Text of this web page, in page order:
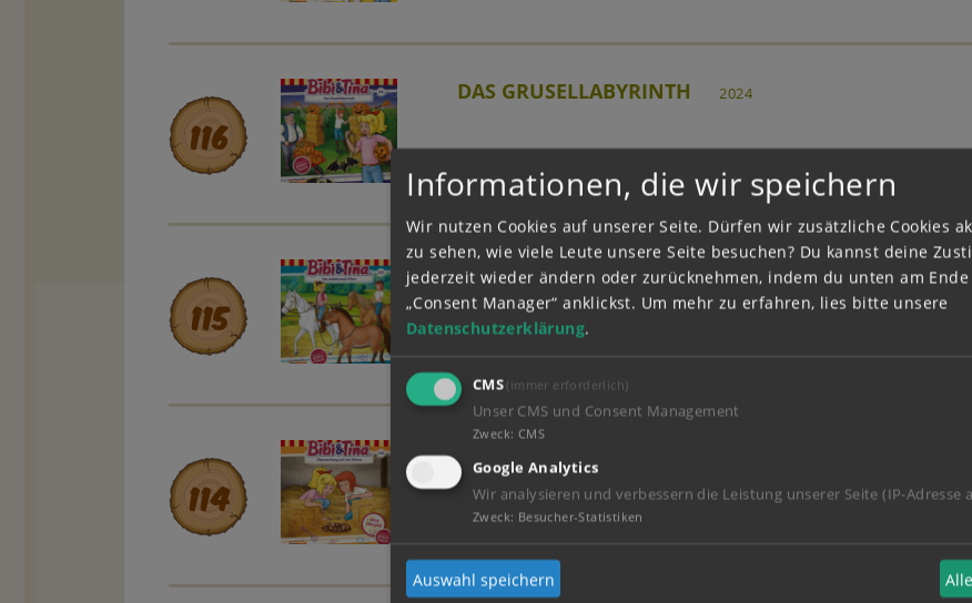
116
DAS GRUSELLABYRINTH 2024
115
DAS UNBEKANNTE PFERD 2024
114
Informationen, die wir speichern
Wir nutzen Cookies auf unserer Seite. Dürfen wir zusätzliche Cookies
zu sehen, wie viele Leute unsere Seite besuchen? Du kannst deine
jederzeit wieder ändern oder zurücknehmen, indem du unten am Ende
„Consent Manager“ anklickst. Um mehr zu erfahren, lies bitte unsere
Datenschutzerklärung.
CMS (immer erforderlich)
Unser CMS und Consent Management
Zweck: CMS
Google Analytics
Wir analysieren und verbessern die Leistung unserer Seite (IP-Adresse
Zweck: Besucher-Statistiken
Auswahl speichern